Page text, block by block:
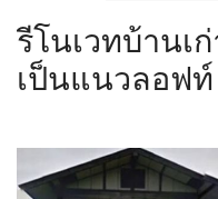
รีโนเวทบ้านเ
เป็นแนวลอฟ